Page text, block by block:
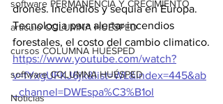
software PERMANENCIA Y CRECIMIENTO
articulo COLUMNA HUÉSPED
cursos COLUMNA HUÉSPED
software COLUMNA HUÉSPED
Noticias
drones. Incendios y sequia en Europa.
Tecnologia para alertar incendios
forestales, el costo del cambio climatico.
https://www.youtube.com/watch?
v=fYxgUFKJ6jk&list=WL&index=445&ab
_channel=DWEspa%C3%B1ol